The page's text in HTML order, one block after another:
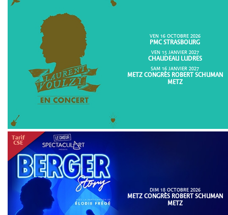
VEN 16 OCTOBRE 2026
PMC STRASBOURG
VEN 15 JANVIER 2027
CHAUDEAU LUDRES
SAM 16 JANVIER 2027
METZ CONGRÈS ROBERT SCHUMAN
METZ
DIM 18 OCTOBRE 2026
METZ CONGRÈS ROBERT SCHUMAN
METZ